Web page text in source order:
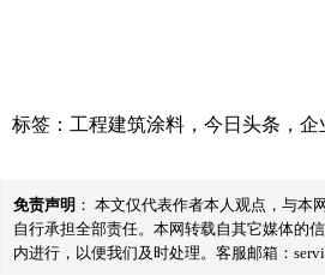
标签： 工程建筑涂料 ， 今日头条 ， 企
免责声明 ： 本文仅代表作者本人观点，与
自行承担全部责任。本网转载自其它媒体的
内进行，以便我们及时处理。客服邮箱：